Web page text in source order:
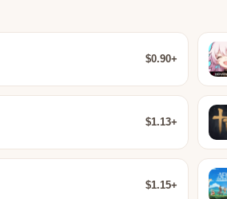
$0.90+
$1.13+
$1.15+